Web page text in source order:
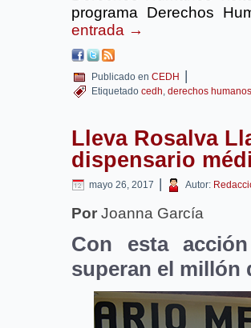
programa Derechos
entrada →
Publicado en CEDH |
Etiquetado cedh, derechos humanos
Lleva Rosalva
dispensario
mayo 26, 2017 | Autor:
Por Joanna García
Con esta
superan el millón